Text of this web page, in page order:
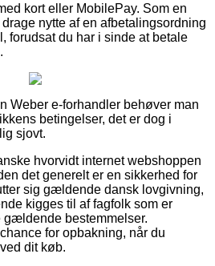
kort eller MobilePay. Som en
nytte af en afbetalingsordning
forudsat du har i sinde at betale
Weber e-forhandler behøver man
betingelser, det er dog i
sjovt.
hvorvidt internet webshoppen
det generelt er en sikkerhed for
sig gældende dansk lovgivning,
kigges til af fagfolk som er
gældende bestemmelser.
for opbakning, når du
dit køb.